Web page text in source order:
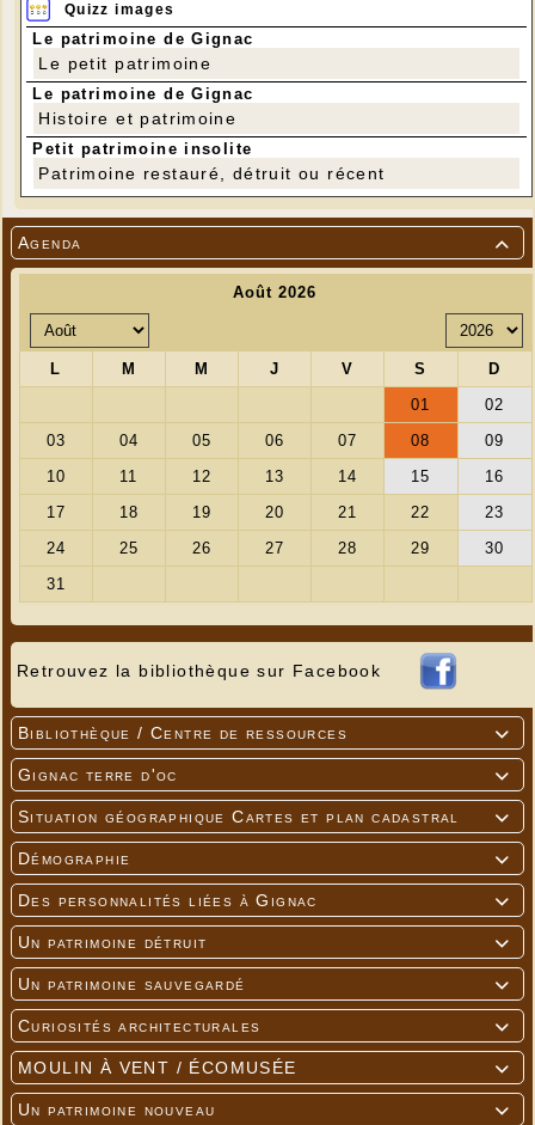

Agenda
Retrouvez la bibliothèque sur Facebook

Bibliothèque / Centre de ressources

Gignac terre d'oc

Situation géographique Cartes et plan cadastral

Démographie

Des personnalités liées à Gignac

Un patrimoine détruit

Un patrimoine sauvegardé

Curiosités architecturales

MOULIN À VENT / ÉCOMUSÉE

Un patrimoine nouveau
Quizz images
Le patrimoine de Gignac
Le petit patrimoine
Le patrimoine de Gignac
Histoire et patrimoine
Petit patrimoine insolite
Patrimoine restauré, détruit ou récent